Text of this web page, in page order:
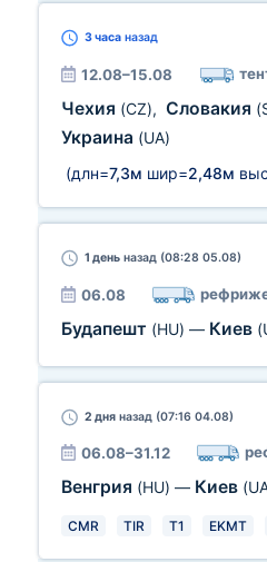
3 часа назад
12.08–15.08
Чехия (CZ), Словакия
Украина (UA)
(длн=7,3м шир=2,48м
1 день назад (08:28 05.08)
06.08
Будапешт (HU) — Киев
2 дня назад (07:16 04.08)
06.08–31.12
Венгрия (HU) — Киев
CMR TIR T1 EKMT